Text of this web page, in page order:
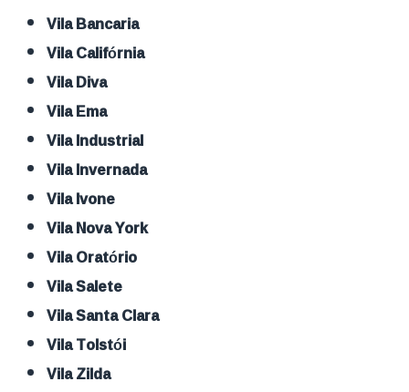
Vila Bancaria
Vila Califórnia
Vila Diva
Vila Ema
Vila Industrial
Vila Invernada
Vila Ivone
Vila Nova York
Vila Oratório
Vila Salete
Vila Santa Clara
Vila Tolstói
Vila Zilda